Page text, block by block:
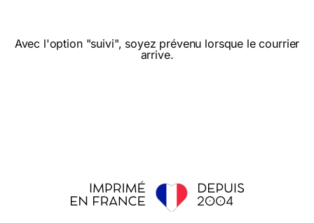
simplement. peut être aussi proposer le
titre aussi de:"toutes nos excuses" sur une
Avec l'option "suivi", soyez prévenu lorsque le courrier
arrive.